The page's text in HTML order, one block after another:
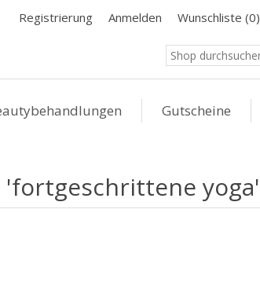
Registrierung Anmelden Wunschliste (0)
Gutscheine
yoga'